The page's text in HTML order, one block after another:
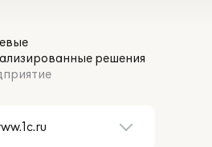
решения